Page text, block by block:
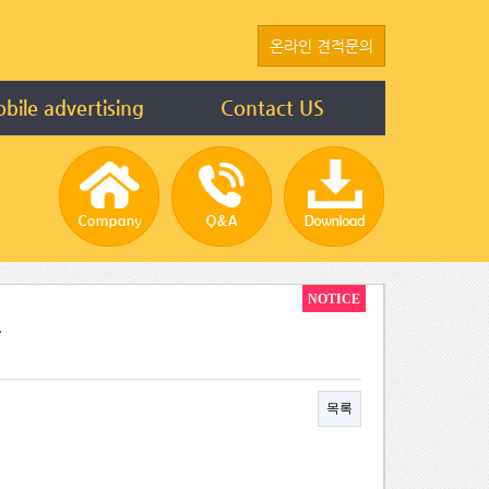
온라인 견적문의
advertising Contact US
NOTICE
목록